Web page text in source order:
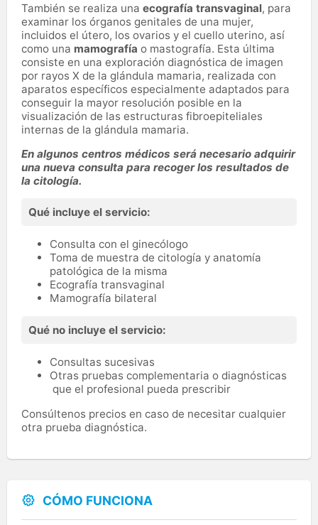
También se realiza una ecografía transvaginal, para
examinar los órganos genitales de una mujer,
incluidos el útero, los ovarios y el cuello uterino, así
como una mamografía o mastografía. Esta última
consiste en una exploración diagnóstica de imagen
por rayos X de la glándula mamaria, realizada con
aparatos específicos especialmente adaptados para
conseguir la mayor resolución posible en la
visualización de las estructuras fibroepiteliales
internas de la glándula mamaria.
En algunos centros médicos será necesario adquirir
una nueva consulta para recoger los resultados de
la citología.
Qué incluye el servicio:
Consulta con el ginecólogo
Toma de muestra de citología y anatomía
patológica de la misma
Ecografía transvaginal
Mamografía bilateral
Qué no incluye el servicio:
Consultas sucesivas
Otras pruebas complementaria o diagnósticas
que el profesional pueda prescribir
Consúltenos precios en caso de necesitar cualquier
otra prueba diagnóstica.
CÓMO FUNCIONA